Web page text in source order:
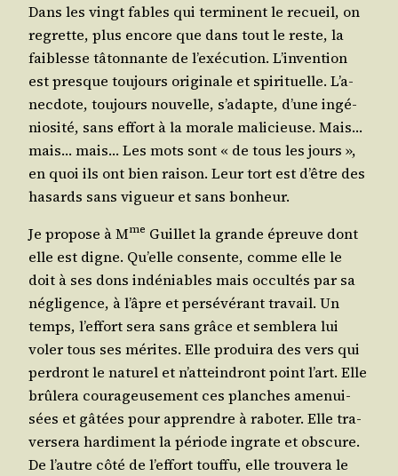
Dans les vingt fables qui ter­minent le recueil, on
regrette, plus encore que dans tout le reste, la
fai­blesse tâton­nante de l’exé­cu­tion. L’in­ven­tion
est presque tou­jours ori­gi­nale et spi­ri­tuelle. L’a­
nec­dote, tou­jours nou­velle, s’a­dapte, d’une ingé­
nio­si­té, sans effort à la morale mali­cieuse. Mais…
mais… mais… Les mots sont « de tous les jours »,
en quoi ils ont bien rai­son. Leur tort est d’être des
hasards sans vigueur et sans bonheur.
Je pro­pose à Mme Guillet la grande épreuve dont
elle est digne. Qu’elle consente, comme elle le
doit à ses dons indé­niables mais occul­tés par sa
négli­gence, à l’âpre et per­sé­vé­rant tra­vail. Un
temps, l’ef­fort sera sans grâce et sem­ble­ra lui
voler tous ses mérites. Elle pro­dui­ra des vers qui
per­dront le natu­rel et n’at­tein­dront point l’art. Elle
brû­le­ra cou­ra­geu­se­ment ces planches ame­nui­
sées et gâtées pour apprendre à rabo­ter. Elle tra­
ver­se­ra har­di­ment la période ingrate et obs­cure.
De l’autre côté de l’ef­fort touf­fu, elle trou­ve­ra le